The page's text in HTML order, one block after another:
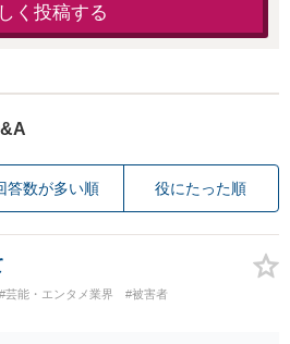
く投稿する
答数が多い順 役にたった順
#芸能・エンタメ業界 #被害者